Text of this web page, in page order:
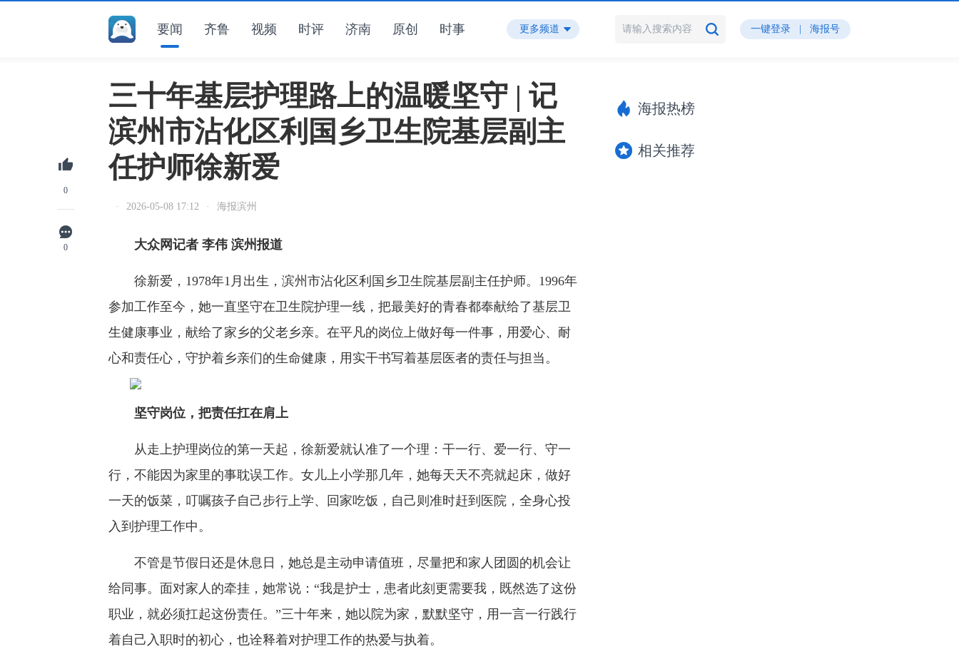
要闻 齐鲁 视频 时评 济南 原创 时事 更多频道 一键登录 海报号
0
0
三十年基层护理路上的温暖坚守 | 记
滨州市沾化区利国乡卫生院基层副主
任护师徐新爱
· 2026-05-08 17:12 · 海报滨州
大众网记者 李伟 滨州报道
徐新爱，1978年1月出生，滨州市沾化区利国乡卫生院基层副主任护师。1996年
参加工作至今，她一直坚守在卫生院护理一线，把最美好的青春都奉献给了基层卫
生健康事业，献给了家乡的父老乡亲。在平凡的岗位上做好每一件事，用爱心、耐
心和责任心，守护着乡亲们的生命健康，用实干书写着基层医者的责任与担当。
坚守岗位，把责任扛在肩上
从走上护理岗位的第一天起，徐新爱就认准了一个理：干一行、爱一行、守一
行，不能因为家里的事耽误工作。女儿上小学那几年，她每天天不亮就起床，做好
一天的饭菜，叮嘱孩子自己步行上学、回家吃饭，自己则准时赶到医院，全身心投
入到护理工作中。
不管是节假日还是休息日，她总是主动申请值班，尽量把和家人团圆的机会让
给同事。面对家人的牵挂，她常说：“我是护士，患者此刻更需要我，既然选了这份
职业，就必须扛起这份责任。”三十年来，她以院为家，默默坚守，用一言一行践行
着自己入职时的初心，也诠释着对护理工作的热爱与执着。
海报热榜
相关推荐